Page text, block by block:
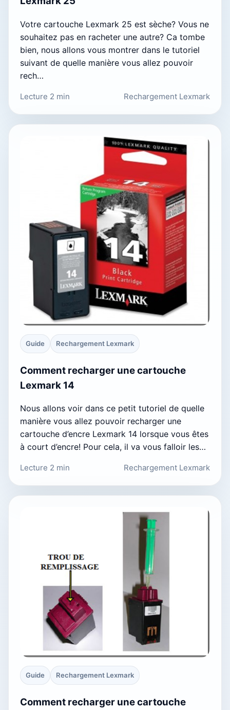
Votre cartouche Lexmark 25 est sèche? Vous ne
souhaitez pas en racheter une autre? Ca tombe
bien, nous allons vous montrer dans le tutoriel
suivant de quelle manière vous allez pouvoir
rech…
Lecture 2 min Rechargement Lexmark
Guide Rechargement Lexmark
Comment recharger une cartouche
Lexmark 14
Nous allons voir dans ce petit tutoriel de quelle
manière vous allez pouvoir recharger une
cartouche d’encre Lexmark 14 lorsque vous êtes
à court d’encre! Pour cela, il va vous falloir les…
Lecture 2 min Rechargement Lexmark
Guide Rechargement Lexmark
Comment recharger une cartouche